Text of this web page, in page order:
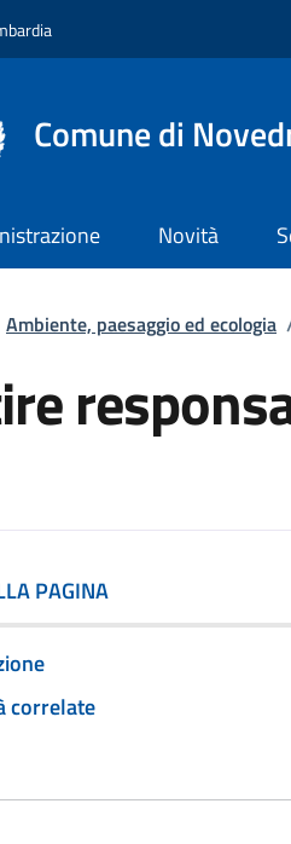
Comune di
Novità
di pane
Ambiente, paesaggio ed ecologia
PAGINA
correlate